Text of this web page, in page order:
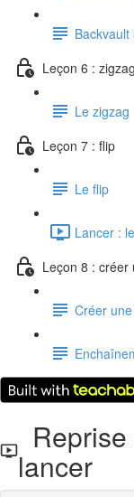
Leçon 6 : zigzag
Le zigzag
Leçon 7 : flip
Le flip
Lancer :
Leçon 8 : créer
Créer
lancer